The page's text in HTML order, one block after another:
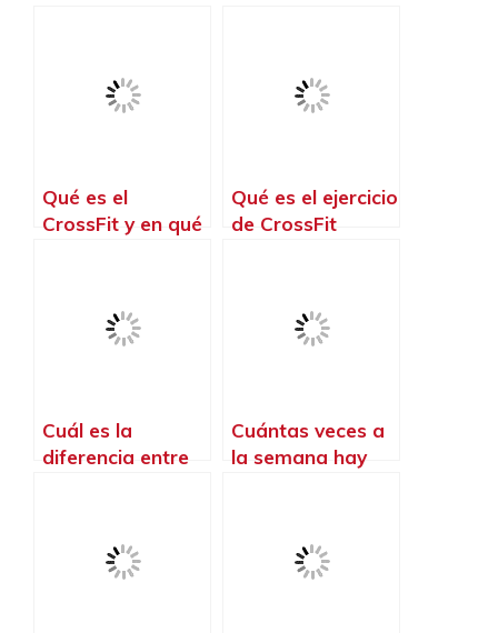
Qué es el
CrossFit y en qué
Qué es el ejercicio
de CrossFit
Cuál es la
diferencia entre
Cuántas veces a
la semana hay